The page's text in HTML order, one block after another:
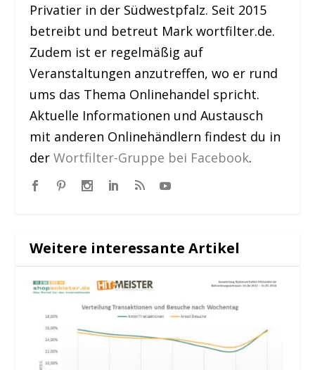
Privatier in der Südwestpfalz. Seit 2015
betreibt und betreut Mark wortfilter.de.
Zudem ist er regelmäßig auf
Veranstaltungen anzutreffen, wo er rund
ums das Thema Onlinehandel spricht.
Aktuelle Informationen und Austausch
mit anderen Onlinehändlern findest du in
derWortfilter-Gruppe bei Facebook.
Weitere interessante Artikel